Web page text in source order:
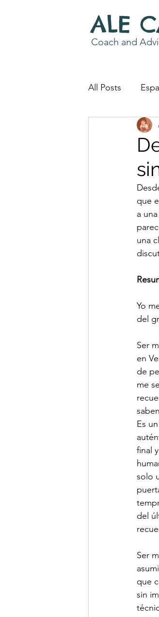
ALE
Coach and
All Posts
Coaching
que
a
una
Yo
del
Ser
en
de
me
Es
final
solo
del
Ser
que
sin